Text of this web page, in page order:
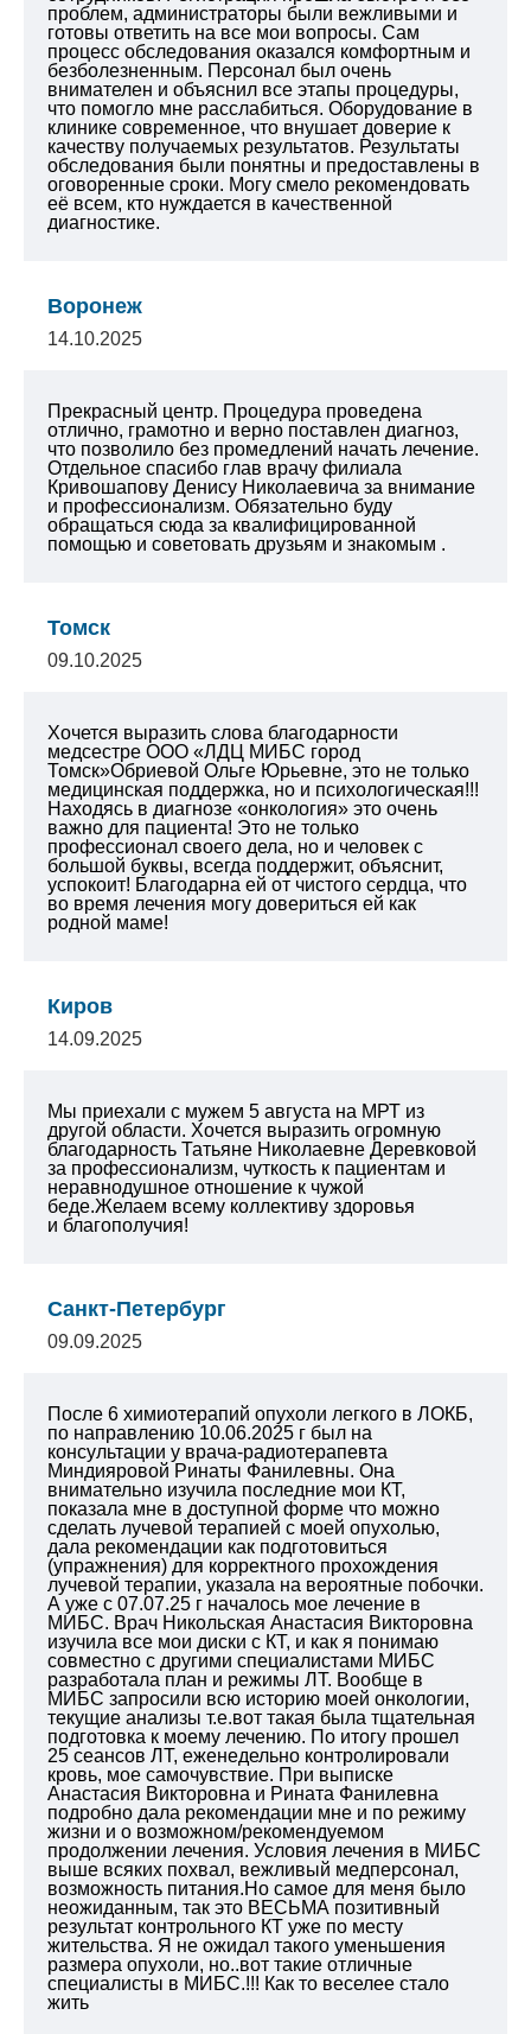
проблем, администраторы были вежливыми и
готовы ответить на все мои вопросы. Сам
процесс обследования оказался комфортным и
безболезненным. Персонал был очень
внимателен и объяснил все этапы процедуры,
что помогло мне расслабиться. Оборудование в
клинике современное, что внушает доверие к
качеству получаемых результатов. Результаты
обследования были понятны и предоставлены в
оговоренные сроки. Могу смело рекомендовать
её всем, кто нуждается в качественной
диагностике.
Воронеж
14.10.2025
Прекрасный центр. Процедура проведена
отлично, грамотно и верно поставлен диагноз,
что позволило без промедлений начать лечение.
Отдельное спасибо глав врачу филиала
Кривошапову Денису Николаевича за внимание
и профессионализм. Обязательно буду
обращаться сюда за квалифицированной
помощью и советовать друзьям и знакомым .
Томск
09.10.2025
Хочется выразить слова благодарности
медсестре ООО «ЛДЦ МИБС город
Томск»Обриевой Ольге Юрьевне, это не только
медицинская поддержка, но и психологическая!!!
Находясь в диагнозе «онкология» это очень
важно для пациента! Это не только
профессионал своего дела, но и человек с
большой буквы, всегда поддержит, объяснит,
успокоит! Благодарна ей от чистого сердца, что
во время лечения могу довериться ей как
родной маме!
Киров
14.09.2025
Мы приехали с мужем 5 августа на МРТ из
другой области. Хочется выразить огромную
благодарность Татьяне Николаевне Деревковой
за профессионализм, чуткость к пациентам и
неравнодушное отношение к чужой
беде.Желаем всему коллективу здоровья
и благополучия!
Санкт-Петербург
09.09.2025
После 6 химиотерапий опухоли легкого в ЛОКБ,
по направлению 10.06.2025 г был на
консультации у врача-радиотерапевта
Миндияровой Ринаты Фанилевны. Она
внимательно изучила последние мои КТ,
показала мне в доступной форме что можно
сделать лучевой терапией с моей опухолью,
дала рекомендации как подготовиться
(упражнения) для корректного прохождения
лучевой терапии, указала на вероятные побочки.
А уже с 07.07.25 г началось мое лечение в
МИБС. Врач Никольская Анастасия Викторовна
изучила все мои диски с КТ, и как я понимаю
совместно с другими специалистами МИБС
разработала план и режимы ЛТ. Вообще в
МИБС запросили всю историю моей онкологии,
текущие анализы т.е.вот такая была тщательная
подготовка к моему лечению. По итогу прошел
25 сеансов ЛТ, еженедельно контролировали
кровь, мое самочувствие. При выписке
Анастасия Викторовна и Рината Фанилевна
подробно дала рекомендации мне и по режиму
жизни и о возможном/рекомендуемом
продолжении лечения. Условия лечения в МИБС
выше всяких похвал, вежливый медперсонал,
возможность питания.Но самое для меня было
неожиданным, так это ВЕСЬМА позитивный
результат контрольного КТ уже по месту
жительства. Я не ожидал такого уменьшения
размера опухоли, но..вот такие отличные
специалисты в МИБС.!!! Как то веселее стало
жить